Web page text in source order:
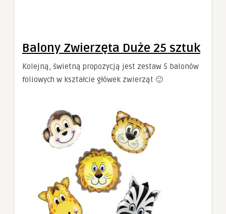
Balony Zwierzęta Duże 25 sztuk
Kolejną, świetną propozycją jest zestaw 5 balonów
foliowych w kształcie główek zwierząt 🙂